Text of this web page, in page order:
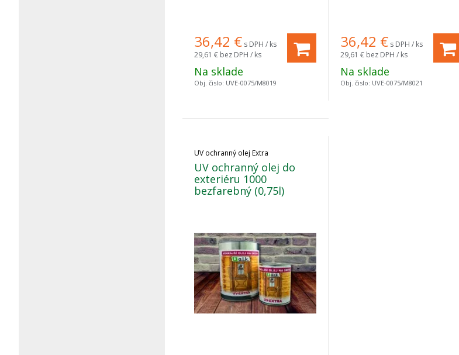
36,42 € s DPH / ks
29,61 € bez DPH / ks
Na sklade
Obj. čislo: UVE-0075/M8019
36,42 € s DPH / ks
29,61 € bez DPH / ks
Na sklade
Obj. čislo: UVE-0075/M8021
UV ochranný olej Extra
UV ochranný olej do
exteriéru 1000
bezfarebný (0,75l)